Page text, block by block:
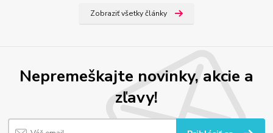
Zobraziť všetky články
Nepremeškajte novinky, akcie a
zľavy!